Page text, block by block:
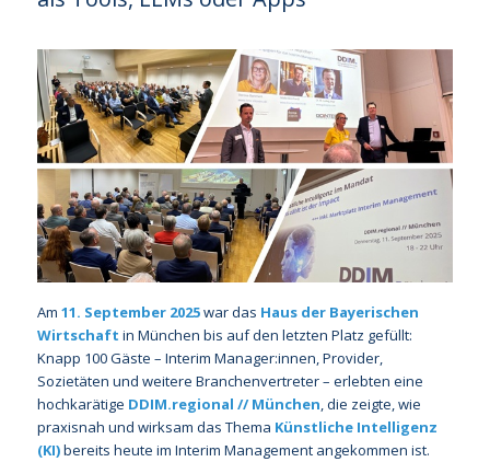
Am 11. September 2025war das Haus der Bayerischen
Wirtschaft in München bis auf den letzten Platz gefüllt:
Knapp 100 Gäste – Interim Manager:innen, Provider,
Sozietäten und weitere Branchenvertreter – erlebten eine
hochkarätige DDIM.regional // München, die zeigte, wie
praxisnah und wirksam das Thema Künstliche Intelligenz
(KI)bereits heute im Interim Management angekommen ist.